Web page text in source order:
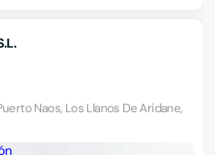
Naos, Los Llanos De Aridane,